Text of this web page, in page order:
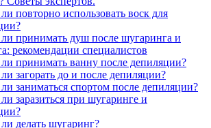
повторно использовать воск для
принимать душ после шугаринга и
рекомендации специалистов
принимать ванну после депиляции?
загорать до и после депиляции?
заниматься спортом после депиляции?
заразиться при шугаринге и
делать шугаринг?